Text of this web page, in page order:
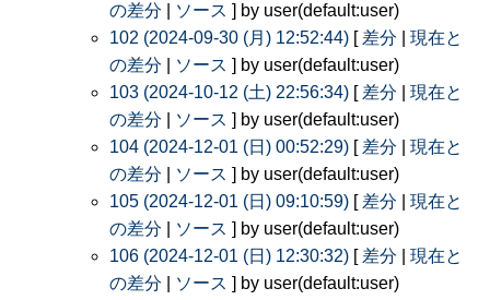
の差分
ソース ] by user(default:user)
102 (2024-09-30 (月) 12:52:44) [ 差分
現在と
の差分
ソース ] by user(default:user)
103 (2024-10-12 (土) 22:56:34) [ 差分
現在と
の差分
ソース ] by user(default:user)
104 (2024-12-01 (日) 00:52:29) [ 差分
現在と
の差分
ソース ] by user(default:user)
105 (2024-12-01 (日) 09:10:59) [ 差分
現在と
の差分
ソース ] by user(default:user)
106 (2024-12-01 (日) 12:30:32) [ 差分
現在と
の差分
ソース ] by user(default:user)